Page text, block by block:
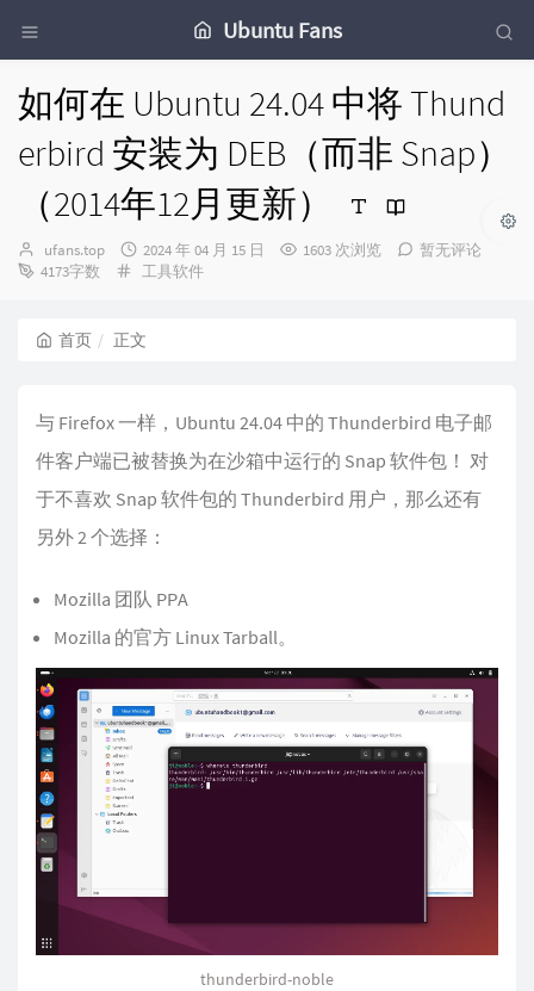
Ubuntu Fans
如何在 Ubuntu 24.04 中将 Thund
erbird 安装为 DEB（而非 Snap）
（2014年12月更新）
博
主：
ufans.top
发
布
2024 年 04 月 15 日 1603 次浏览
暂无评论
4173字数
分
工具软件
首页 正文
与 Firefox 一样，Ubuntu 24.04 中的 Thunderbird 电子邮
件客户端已被替换为在沙箱中运行的 Snap 软件包！ 对
于不喜欢 Snap 软件包的 Thunderbird 用户，那么还有
另外 2 个选择：
Mozilla 团队 PPA
Mozilla 的官方 Linux Tarball。
thunderbird-noble